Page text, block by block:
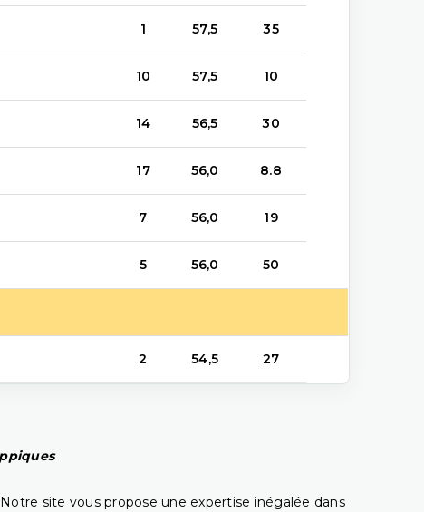
1 57,5 35
10 57,5 10
14 56,5 30
17 56,0 8.8
7 56,0 19
5 56,0 50
2 54,5 27
site vous propose une expertise inégalée dans